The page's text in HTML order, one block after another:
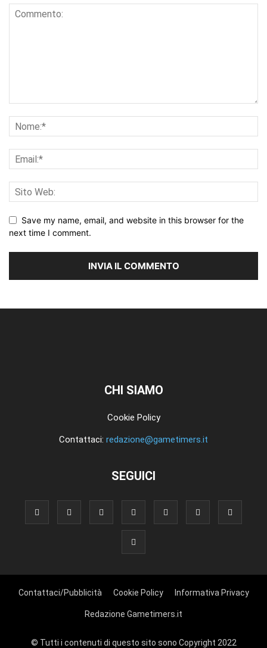
Save my name, email, and website in this browser for the
next time I comment.
CHI SIAMO
Cookie Policy
Contattaci: redazione@gametimers.it
SEGUICI
Contattaci/Pubblicità Cookie Policy Informativa Privacy
Redazione Gametimers.it
© Tutti i contenuti di questo sito sono Copyright 2022